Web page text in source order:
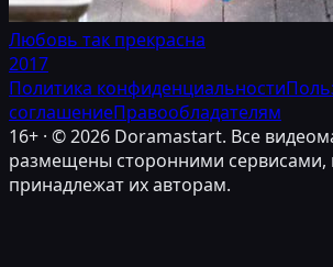
Любовь так прекрасна
2017
Политика конфиденциальности
соглашениеПравообладателям
16+ · ©2026 Doramastart. Все
размещены сторонними сервисами,
принадлежат их авторам.